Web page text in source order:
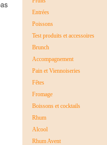
Entrées
Poissons
Test produits et accessoires
Brunch
Accompagnement
Pain et Viennoiseries
Fêtes
Fromage
Boissons et cocktails
Rhum
Alcool
Rhum Avent